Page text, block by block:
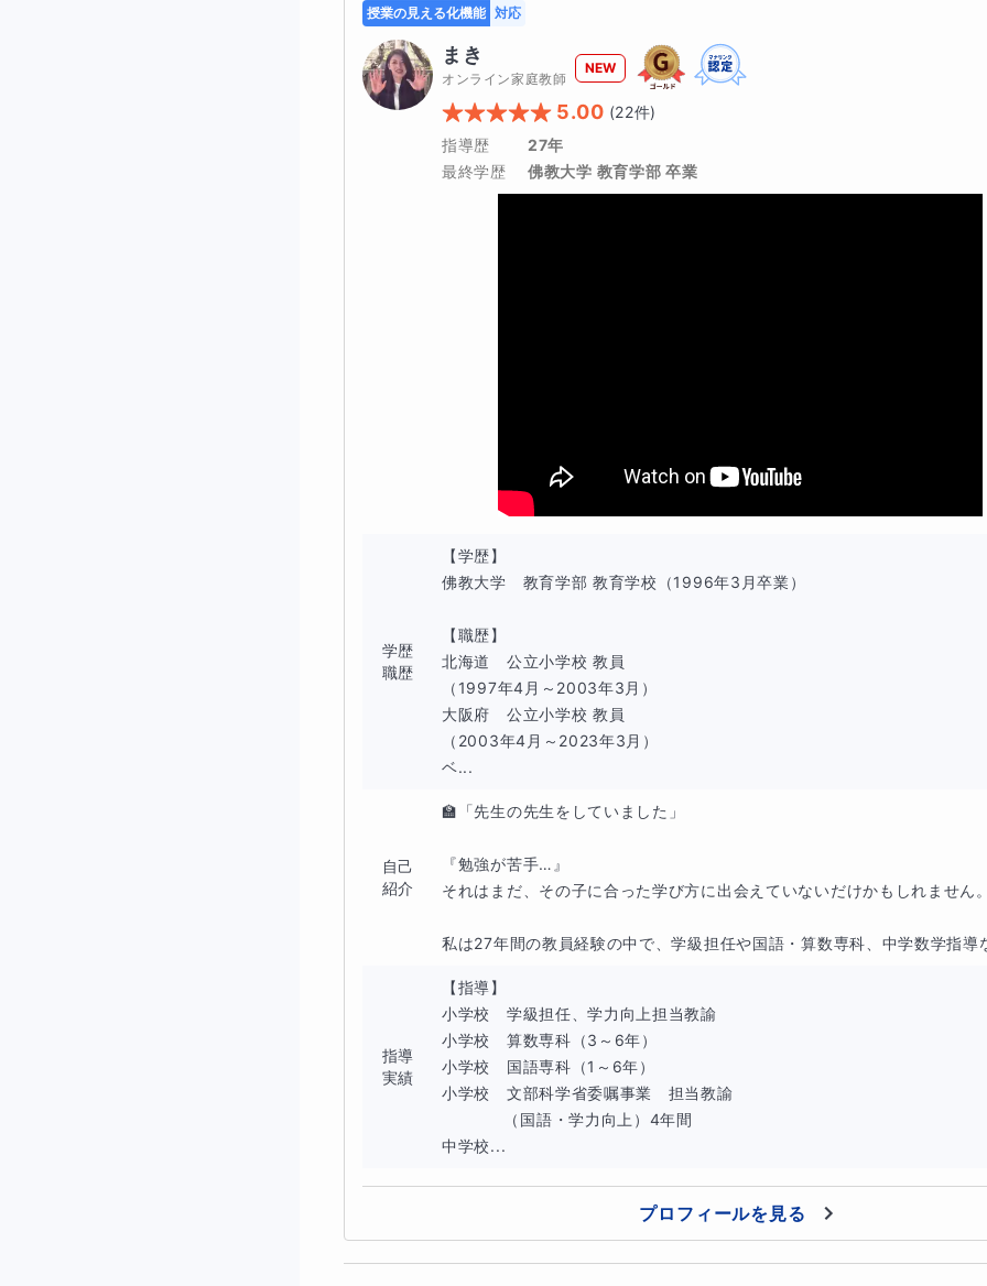
◇こんな保護者さまにおすすめです
「このまま学年が上がって大丈夫かな…」と不安を感じている
家で教えたいけれど、どう説明すればよいか分からない
集団塾が合わなかった、または「まだ早い」と感じている
◇この講座の特徴
同じ「算数が苦手」でも、
計算はできるのに文章題が苦手
図形をイメージできない
問題文の意味整理が難しい
原因は一人ひとり違います 。
この講座では、ただ問題をたくさん解かせたり、今の学年内容だけを無理に進め
どんな声かけや説明が必要か
を、実際の子どもたちの姿から分析してきました。
その経験を活かし、
②「国語」と「算数」をつなげて指導
授業の見える化機能 対応
まき
オンライン家庭教師
NEW
5.00 (22件)
指導歴
27年
最終学歴
佛教大学 教育学部 卒業
学歴
職歴
【学歴】
佛教大学　教育学部 教育学校（1996年3月卒業）
【職歴】
北海道　公立小学校 教員
（1997年4月～2003年3月）
大阪府　公立小学校 教員
（2003年4月～2023年3月）
ベ...
自己
紹介
🏫「先生の先生をしていました」
『勉強が苦手…』
それはまだ、その子に合った学び方に出会えていないだけかもしれません。
私は27年間の教員経験の中で、学級担任や国語・算数専科、中学数学指導
指導
実績
【指導】
小学校　学級担任、学力向上担当教諭
小学校　算数専科（3～6年）
小学校　国語専科（1～6年）
小学校　文部科学省委嘱事業　担当教諭
中学校...
プロフィールを見る